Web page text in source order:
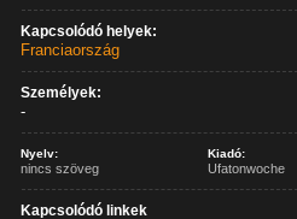
Kapcsolódó helyek:
Franciaország
Személyek:
-
Nyelv:
nincs szöveg
Kiadó:
Ufatonwoche
Kapcsolódó linkek